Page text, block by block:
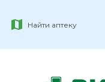
Найти аптеку